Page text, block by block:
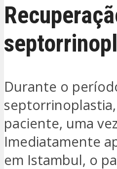
Durante o
paciente, uma
Imediatamente
em Istambul, o